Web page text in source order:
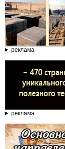
реклама
реклама